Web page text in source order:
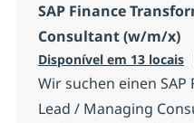
SAP Finance
Consultant (w/m/x)
Disponível em 13 locais
Wir suchen einen
Lead / Managing